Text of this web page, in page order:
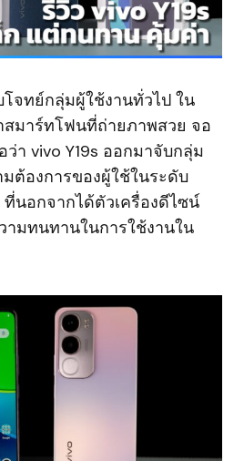
จทย์กลุ่มผู้ใช้งานทั่วไป ใน
สมาร์ทโฟนที่ถ่ายภาพสวย จอ
า vivo Y19s ออกมาจับกลุ่ม
ต้องการของผู้ใช้ในระดับ
นอกจากได้ตัวเครื่องดีไซน์
ามทนทานในการใช้งานใน